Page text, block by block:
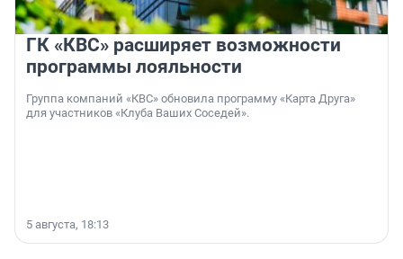
ГК «КВС» расширяет возможности
программы лояльности
Группа компаний «КВС» обновила программу «Карта Друга»
для участников «Клуба Ваших Соседей».
5 августа, 18:13